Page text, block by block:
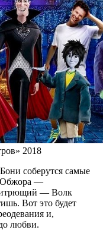
2018
соберутся самые
Обжора —
— Волк
Вот это будет
и,
любви.